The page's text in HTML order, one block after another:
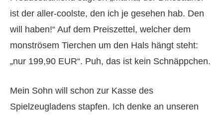
ist der aller-coolste, den ich je gesehen hab. Den
will haben!“ Auf dem Preiszettel, welcher dem
monströsem Tierchen um den Hals hängt steht:
„nur 199,90 EUR“. Puh, das ist kein Schnäppchen.
Mein Sohn will schon zur Kasse des
Spielzeugladens stapfen. Ich denke an unseren